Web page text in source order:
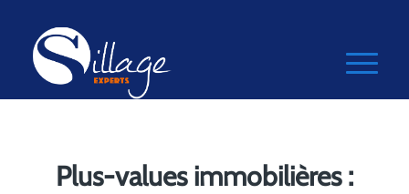
Plus-values immobilières :